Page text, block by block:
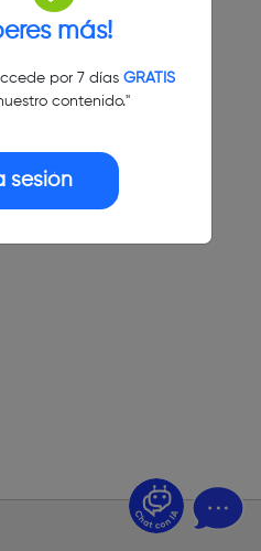
más!
por 7 días GRATIS
contenido."
sesión